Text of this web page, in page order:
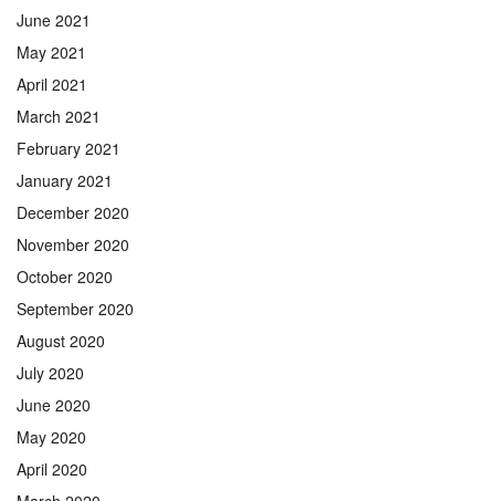
June 2021
May 2021
April 2021
March 2021
February 2021
January 2021
December 2020
November 2020
October 2020
September 2020
August 2020
July 2020
June 2020
May 2020
April 2020